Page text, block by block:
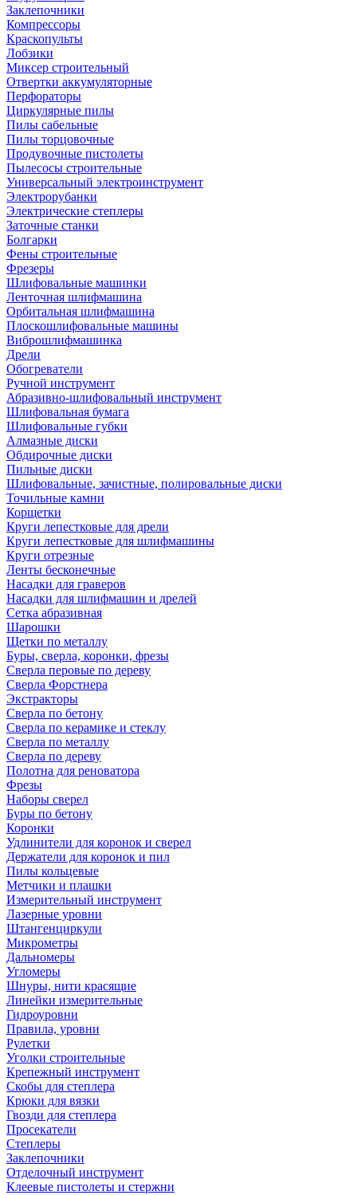
Заклепочники
Компрессоры
Краскопульты
Лобзики
Миксер строительный
Отвертки аккумуляторные
Перфораторы
Циркулярные пилы
Пилы сабельные
Пилы торцовочные
Продувочные пистолеты
Пылесосы строительные
Универсальный электроинструмент
Электрорубанки
Электрические степлеры
Заточные станки
Болгарки
Фены строительные
Фрезеры
Шлифовальные машинки
Ленточная шлифмашина
Орбитальная шлифмашина
Плоскошлифовальные машины
Виброшлифмашинка
Дрели
Обогреватели
Ручной инструмент
Абразивно-шлифовальный инструмент
Шлифовальная бумага
Шлифовальные губки
Алмазные диски
Обдирочные диски
Пильные диски
Шлифовальные, зачистные, полировальные диски
Точильные камни
Корщетки
Круги лепестковые для дрели
Круги лепестковые для шлифмашины
Круги отрезные
Ленты бесконечные
Насадки для граверов
Насадки для шлифмашин и дрелей
Сетка абразивная
Шарошки
Щетки по металлу
Буры, сверла, коронки, фрезы
Сверла перовые по дереву
Сверла Форстнера
Экстракторы
Сверла по бетону
Сверла по керамике и стеклу
Сверла по металлу
Сверла по дереву
Полотна для реноватора
Фрезы
Наборы сверел
Буры по бетону
Коронки
Удлинители для коронок и сверел
Держатели для коронок и пил
Пилы кольцевые
Метчики и плашки
Измерительный инструмент
Лазерные уровни
Штангенциркули
Микрометры
Дальномеры
Угломеры
Шнуры, нити красящие
Линейки измерительные
Гидроуровни
Правила, уровни
Рулетки
Уголки строительные
Крепежный инструмент
Скобы для степлера
Крюки для вязки
Гвозди для степлера
Просекатели
Степлеры
Заклепочники
Отделочный инструмент
Клеевые пистолеты и стержни